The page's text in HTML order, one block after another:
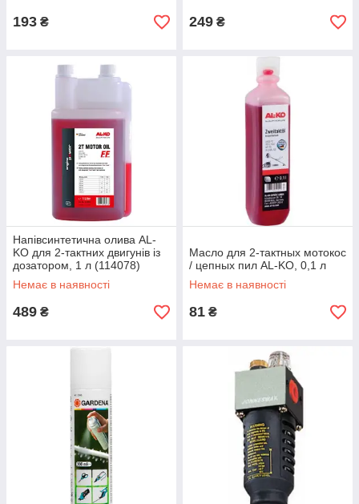
193 ₴ 249 ₴
Напівсинтетична олива AL-
KO для 2-тактних двигунів із
дозатором, 1 л (114078)
Немає в наявності
489 ₴
Масло для 2-тактных мoтокос
/ цепных пил AL-KO, 0,1 л
Немає в наявності
81 ₴